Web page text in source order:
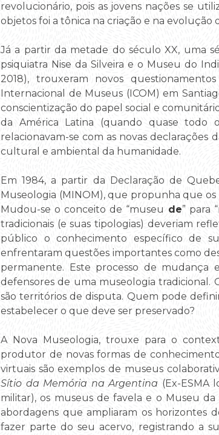
revolucionário, pois as jovens nações se
objetos foi a tônica na criação e na evolução
Já a partir da metade do século XX, uma
psiquiatra Nise da Silveira e o Museu do
2018), trouxeram novos
Internacional de Museus (ICOM) em
conscientização do papel social e
da América Latina (quando quase todo
relacionavam-se com as novas declarações
cultural e ambiental da humanidade.
Em 1984, a partir da Declaração de
Museologia (MINOM), que propunha que
Mudou-se o conceito de “museu de” para
tradicionais (e suas tipologias) deveriam
público o conhecimento específico de
enfrentaram questões importantes como
permanente. Este processo de mudança
defensores de uma museologia tradicional.
são territórios de disputa. Quem pode
estabelecer o que deve ser preservado?
A Nova Museologia, trouxe para o
produtor de novas formas de
virtuais são exemplos de museus
Sítio da Memória na Argentina (Ex-
militar), os museus de favela e o Museu da
abordagens que ampliaram os horizontes
fazer parte do seu acervo, registrando a